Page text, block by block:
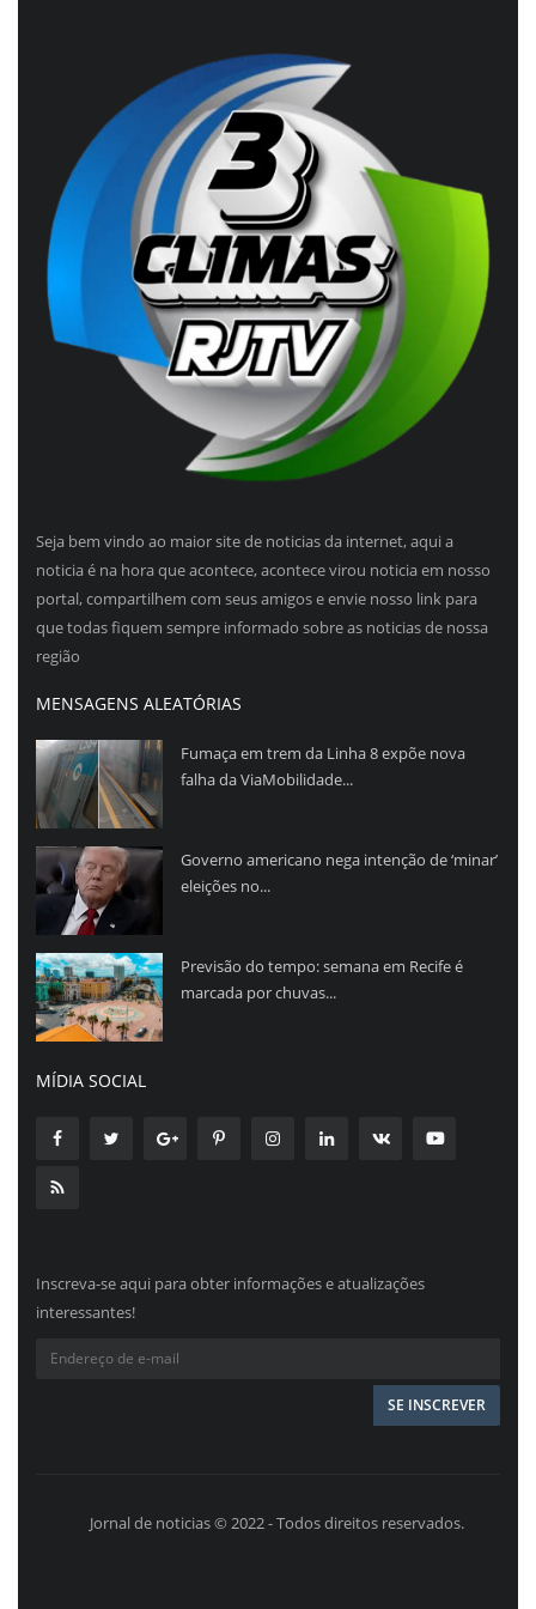
Seja bem vindo ao maior site de noticias da internet, aqui a
noticia é na hora que acontece, acontece virou noticia em nosso
portal, compartilhem com seus amigos e envie nosso link para
que todas fiquem sempre informado sobre as noticias de nossa
região
MENSAGENS ALEATÓRIAS
Fumaça em trem da Linha 8 expõe nova
falha da ViaMobilidade...
Governo americano nega intenção de ‘minar’
eleições no...
Previsão do tempo: semana em Recife é
marcada por chuvas...
MÍDIA SOCIAL
Inscreva-se aqui para obter informações e atualizações
interessantes!
Jornal de noticias © 2022 - Todos direitos reservados.